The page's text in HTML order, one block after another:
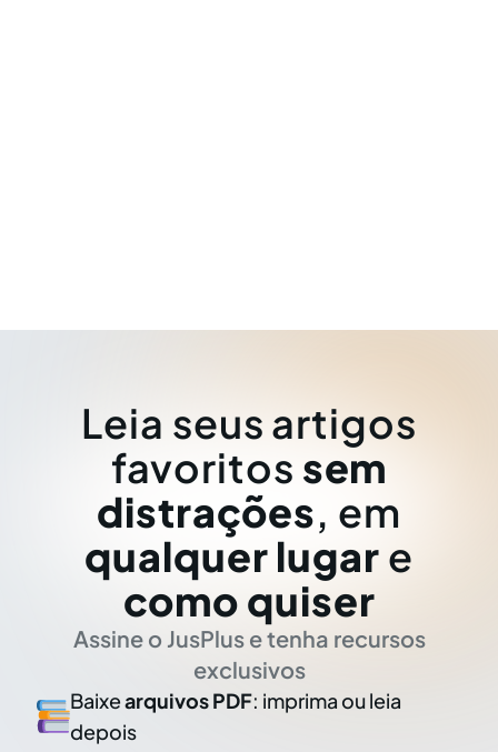
Leia seus artigos
favoritos sem
distrações, em
qualquer lugar e
como quiser
Assine o JusPlus e tenha recursos
exclusivos
Baixearquivos PDF: imprima ou leia
depois